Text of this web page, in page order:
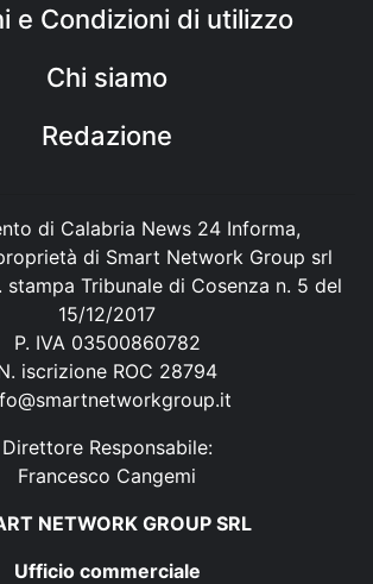
e Condizioni di utilizzo
Chi siamo
Redazione
di Calabria News 24 Informa,
di Smart Network Group srl
stampa Tribunale di Cosenza n. 5 del
15/12/2017
P. IVA 03500860782
iscrizione ROC 28794
Direttore Responsabile:
Francesco Cangemi
NETWORK GROUP SRL
Ufficio commerciale